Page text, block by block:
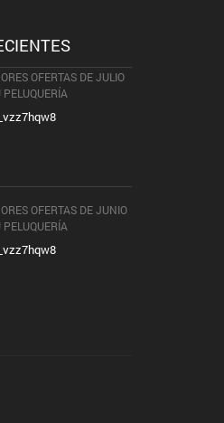
OFERTAS DE JULIO
PELUQUERÍA
OFERTAS DE JUNIO
PELUQUERÍA